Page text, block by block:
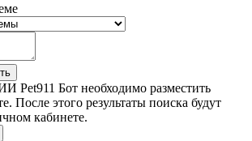
Pet911 Бот необходимо разместить
После этого результаты поиска будут
кабинете.